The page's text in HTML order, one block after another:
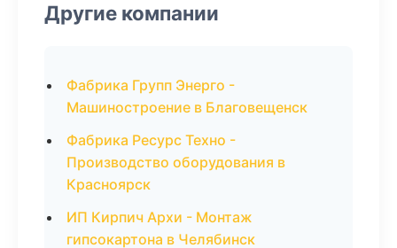
Другие компании
Фабрика Групп Энерго -
Машиностроение в Благовещенск
Фабрика Ресурс Техно -
Производство оборудования в
Красноярск
ИП Кирпич Архи - Монтаж
гипсокартона в Челябинск